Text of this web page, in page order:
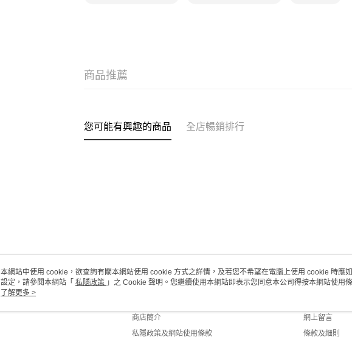
商品推薦
您可能有興趣的商品 全店暢銷排行
關於我們
商店簡介
私隱政策及網站使用條款
客戶服務
網上留言
條款及細則
本網站中使用 cookie，欲查詢有關本網站使用 cookie 方式之詳情，及若您不希望在電腦上使用 cookie 時應
設定，請參閱本網站「 私隱政策 」之 Cookie 聲明。您繼續使用本網站即表示您同意本公司得按本網站使用
用 cookie。
了解更多 >